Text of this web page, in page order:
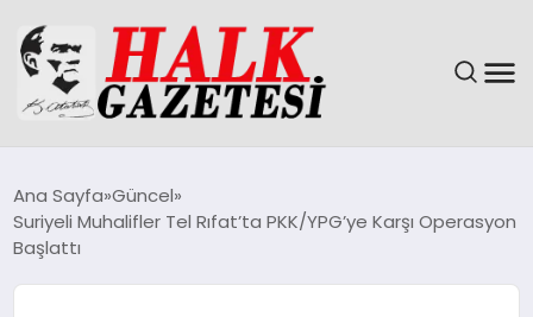
DÜNYA
Ana Sayfa Güncel
Suriyeli Muhalifler Tel Rıfat’ta PKK/YPG’ye Karşı Operasyon
Başlattı